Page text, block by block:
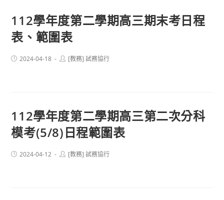
112學年度第二學期高三期末考日程
表、範圍表
Post2024-04-18
Post[教務] 試務協行
112學年度第二學期高三第二次分科
模考(5/8)日程範圍表
Post2024-04-12
Post[教務] 試務協行